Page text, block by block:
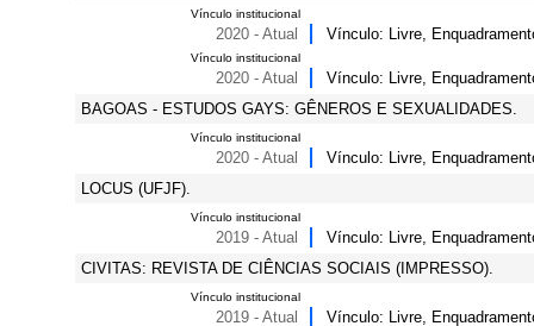
Vínculo institucional
2020 - Atual Vínculo: Livre,
Vínculo institucional
2020 - Atual
Vínculo: Livre,
BAGOAS - ESTUDOS GAYS: GÊNEROS E SEXUALIDADES.
Vínculo institucional
2020 - Atual
Vínculo: Livre,
LOCUS (UFJF).
Vínculo institucional
2019 - Atual
Vínculo: Livre,
CIVITAS: REVISTA DE CIÊNCIAS SOCIAIS (IMPRESSO).
Vínculo institucional
2019 - Atual
Vínculo: Livre,